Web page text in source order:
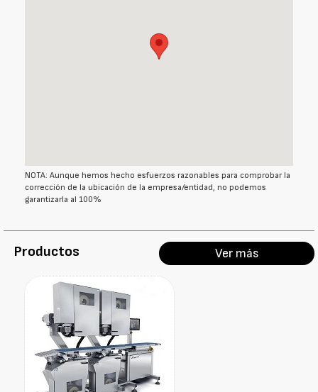
NOTA: Aunque hemos hecho esfuerzos razonables para comprobar la
corrección de la ubicación de la empresa/entidad, no podemos
garantizarla al 100%
Productos Ver más